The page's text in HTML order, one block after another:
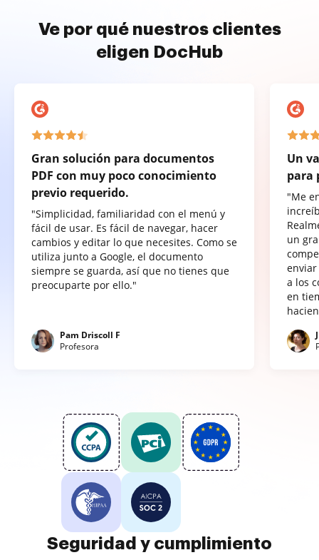
Ve por qué nuestros clientes
eligen DocHub
Gran solución para documentos
PDF con muy poco conocimiento
previo requerido.
"Simplicidad, familiaridad con el menú y
fácil de usar. Es fácil de navegar, hacer
cambios y editar lo que necesites. Como se
utiliza junto a Google, el documento
siempre se guarda, así que no tienes que
preocuparte por ello."
Pam Driscoll F
Profesora
Un
para
"Me
un
a los
en
Seguridad y cumplimiento